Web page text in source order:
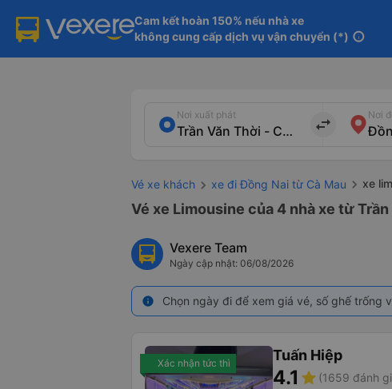
Cam kết hoàn 150% nếu nhà xe
không cung cấp dịch vụ vận chuyển (*) info
Nơi xuất phát
import_export
Nơi
Vé xe khách xe đi Đồng Nai từ Cà Mau xe
Vé xe Limousine của 4 nhà xe từ
Vexere Team
Ngày cập nhật: 06/08/2026
info Chọn ngày đi để xem giá vé, số ghế trống
Xác nhận tức thì Tuấn Hiệp
4.1 star (1659 đánh